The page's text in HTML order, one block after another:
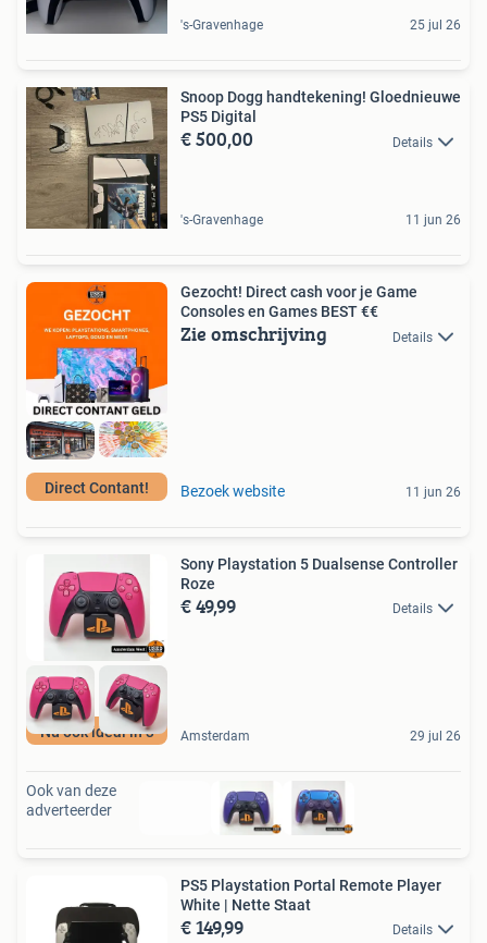
's-Gravenhage 25 jul 26
Snoop Dogg handtekening! Gloednieuwe
PS5 Digital
€ 500,00 Details
's-Gravenhage 11 jun 26
Direct Contant!
Gezocht! Direct cash voor je Game
Consoles en Games BEST €€
Zie omschrijving Details
Bezoek website 11 jun 26
Nu ook ideal in 3
Sony Playstation 5 Dualsense Controller
Roze
€ 49,99 Details
Amsterdam 29 jul 26
Ook van deze
adverteerder
PS5 Playstation Portal Remote Player
White | Nette Staat
€ 149,99 Details